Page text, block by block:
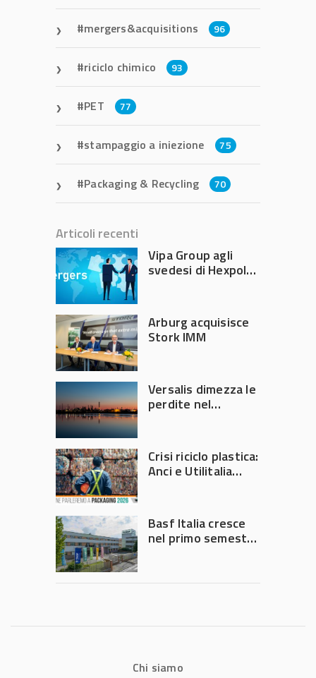
mergers&acquisitions 96
riciclo chimico 93
PET 77
stampaggio a iniezione 75
Packaging & Recycling 70
Articoli recenti
Vipa Group agli
svedesi di Hexpol
Arburg acquisisce
Stork IMM
Versalis dimezza le
perdite nel
Crisi riciclo plastica:
Anci e Utilitalia
Governo
Basf Italia cresce
nel primo semestre
Chi siamo